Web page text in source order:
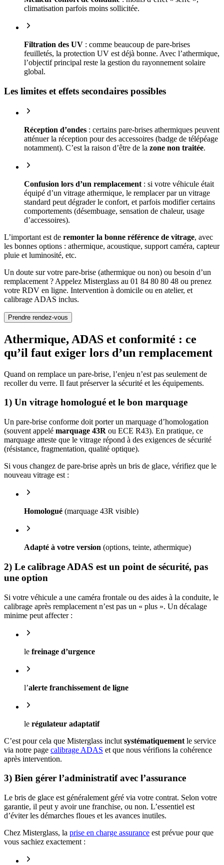
climatisation parfois moins sollicitée.
Filtration des UV : comme beaucoup de pare-brises
feuilletés, la protection UV est déjà bonne. Avec l’athermique,
l’objectif principal reste la gestion du rayonnement solaire
global.
Les limites et effets secondaires possibles
Réception d’ondes : certains pare-brises athermiques peuvent
atténuer la réception pour des accessoires (badge de télépéage
notamment). C’est la raison d’être de la zone non traitée.
Confusion lors d’un remplacement : si votre véhicule était
équipé d’un vitrage athermique, le remplacer par un vitrage
standard peut dégrader le confort, et parfois modifier certains
comportements (désembuage, sensation de chaleur, usage
d’accessoires).
L’important est de remonter la bonne référence de vitrage, avec
les bonnes options : athermique, acoustique, support caméra, capteur
pluie et luminosité, etc.
Un doute sur votre pare-brise (athermique ou non) ou besoin d’un
remplacement ? Appelez Misterglass au 01 84 80 80 48 ou prenez
votre RDV en ligne. Intervention à domicile ou en atelier, et
calibrage ADAS inclus.
Prendre rendez-vous
Athermique, ADAS et conformité : ce
qu’il faut exiger lors d’un remplacement
Quand on remplace un pare-brise, l’enjeu n’est pas seulement de
recoller du verre. Il faut préserver la sécurité et les équipements.
1) Un vitrage homologué et le bon marquage
Un pare-brise conforme doit porter un marquage d’homologation
(souvent appelé marquage 43R ou ECE R43). En pratique, ce
marquage atteste que le vitrage répond à des exigences de sécurité
(résistance, fragmentation, qualité optique).
Si vous changez de pare-brise après un bris de glace, vérifiez que le
nouveau vitrage est :
Homologué (marquage 43R visible)
Adapté à votre version (options, teinte, athermique)
2) Le calibrage ADAS est un point de sécurité, pas
une option
Si votre véhicule a une caméra frontale ou des aides à la conduite, le
calibrage après remplacement n’est pas un « plus ». Un décalage
minime peut affecter :
le freinage d’urgence
l’alerte franchissement de ligne
le régulateur adaptatif
C’est pour cela que Misterglass inclut systématiquement le service
via notre page calibrage ADAS et que nous vérifions la cohérence
après intervention.
3) Bien gérer l’administratif avec l’assurance
Le bris de glace est généralement géré via votre contrat. Selon votre
garantie, il peut y avoir une franchise, ou non. L’essentiel est
d’éviter les démarches floues et les avances inutiles.
Chez Misterglass, la prise en charge assurance est prévue pour que
vous sachiez exactement :